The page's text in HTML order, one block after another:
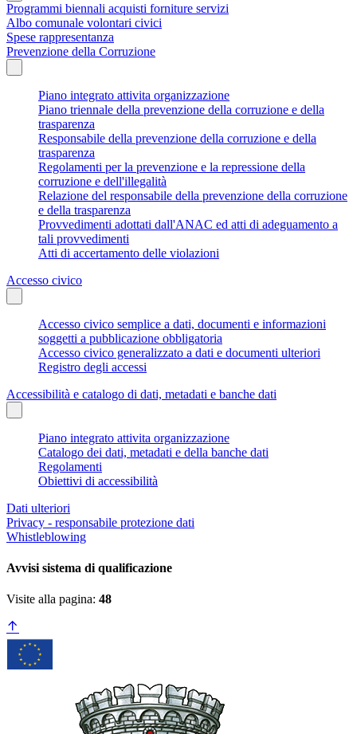
Programmi biennali acquisti forniture servizi
Albo comunale volontari civici
Spese rappresentanza
Prevenzione della Corruzione
Piano integrato attivita organizzazione
Piano triennale della prevenzione della corruzione e della
trasparenza
Responsabile della prevenzione della corruzione e della
trasparenza
Regolamenti per la prevenzione e la repressione della
corruzione e dell'illegalità
Relazione del responsabile della prevenzione della corruzione
e della trasparenza
Provvedimenti adottati dall'ANAC ed atti di adeguamento a
tali provvedimenti
Atti di accertamento delle violazioni
Accesso civico
Accesso civico semplice a dati, documenti e informazioni
soggetti a pubblicazione obbligatoria
Accesso civico generalizzato a dati e documenti ulteriori
Registro degli accessi
Accessibilità e catalogo di dati, metadati e banche dati
Piano integrato attivita organizzazione
Catalogo dei dati, metadati e della banche dati
Regolamenti
Obiettivi di accessibilità
Dati ulteriori
Privacy - responsabile protezione dati
Whistleblowing
Avvisi sistema di qualificazione
Visite alla pagina: 48